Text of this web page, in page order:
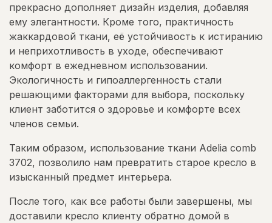
прекрасно дополняет дизайн изделия, добавляя
ему элегантности. Кроме того, практичность
жаккардовой ткани, её устойчивость к истиранию
и неприхотливость в уходе, обеспечивают
комфорт в ежедневном использовании.
Экологичность и гипоаллергенность стали
решающими факторами для выбора, поскольку
клиент заботится о здоровье и комфорте всех
членов семьи.
Таким образом, использование ткани Adelia comb
3702, позволило нам превратить старое кресло в
изысканный предмет интерьера.
После того, как все работы были завершены, мы
доставили кресло клиенту обратно домой в